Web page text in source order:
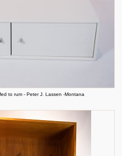
to rum - Peter J. Lassen -Montana